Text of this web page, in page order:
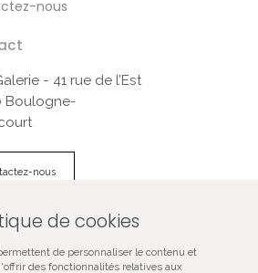
nous
- 41 rue de l’Est
Boulogne-
nous
VOZ‘Galerie
de cookies
de personnaliser le contenu et
des fonctionnalités relatives aux